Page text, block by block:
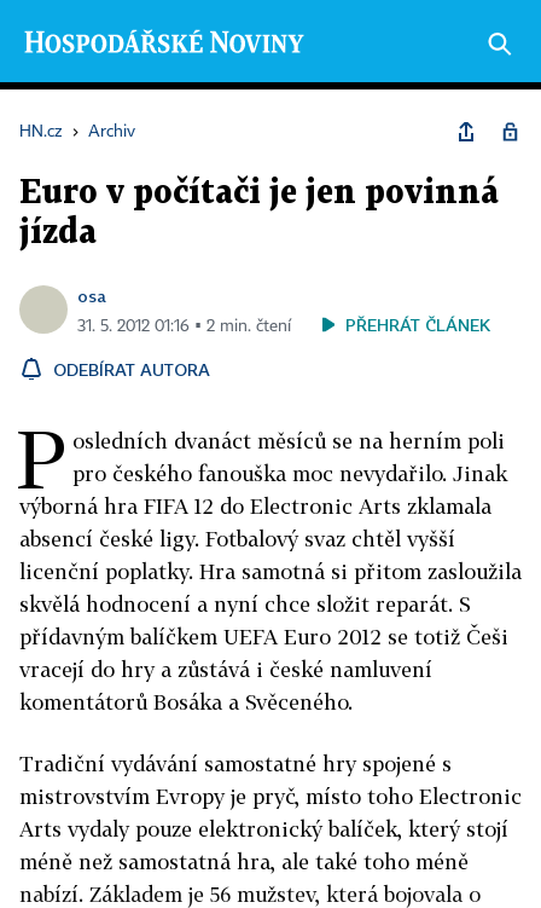
HN.cz › Archiv
Euro v počítači je jen povinná
jízda
osa
31. 5. 2012 01:16 ▪ 2 min. čtení PŘEHRÁT ČLÁNEK
ODEBÍRAT AUTORA
P osledních dvanáct měsíců se na herním poli
pro českého fanouška moc nevydařilo. Jinak
výborná hra FIFA 12 do Electronic Arts zklamala
absencí české ligy. Fotbalový svaz chtěl vyšší
licenční poplatky. Hra samotná si přitom zasloužila
skvělá hodnocení a nyní chce složit reparát. S
přídavným balíčkem UEFA Euro 2012 se totiž Češi
vracejí do hry a zůstává i české namluvení
komentátorů Bosáka a Svěceného.
Tradiční vydávání samostatné hry spojené s
mistrovstvím Evropy je pryč, místo toho Electronic
Arts vydaly pouze elektronický balíček, který stojí
méně než samostatná hra, ale také toho méně
nabízí. Základem je 56 mužstev, která bojovala o